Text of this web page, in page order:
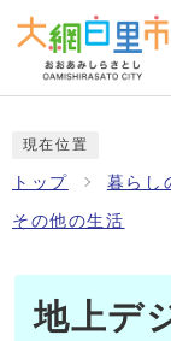
現在位置
トップ 暮らし
その他の生活
地上デ